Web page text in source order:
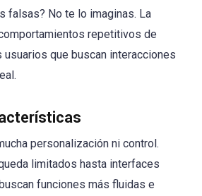
falsas? No te lo imaginas. La
repetitivos de
que buscan interacciones
personalización ni control.
limitados hasta interfaces
funciones más fluidas e